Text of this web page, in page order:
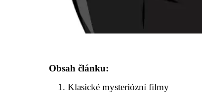
Obsah článku:
Klasické mysteriózní filmy